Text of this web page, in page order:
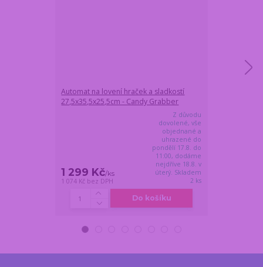
Automat na lovení hraček a sladkostí
27,5x35,5x25,5cm - Candy Grabber
1 299 Kč/ks
1 074 Kč bez DPH
Z důvodu
dovolené, vše
objednané a
uhrazené do
pondělí 17.8. do
11:00, dodáme
nejdříve 18.8. v
úterý. Skladem
2 ks
Do košíku